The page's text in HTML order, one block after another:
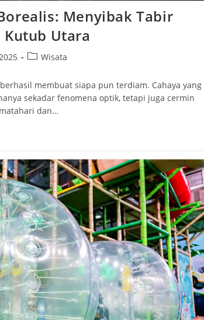
Menyibak Tabir
Kutub Utara
PostWisata
membuat siapa pun terdiam. Cahaya yang
sekadar fenomena optik, tetapi juga cermin
dan…